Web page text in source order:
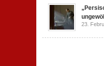
23.